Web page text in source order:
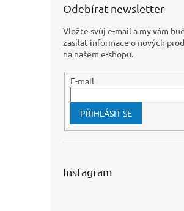
Odebírat newsletter
Vložte svůj e-mail a my vám
zasílat informace o nových
na našem e-shopu.
E-mail
PŘIHLÁSIT SE
Instagram